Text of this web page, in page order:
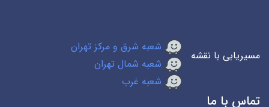
مسیریابی با نقشه
شعبه شرق و مرکز تهران
شعبه شمال تهران
شعبه غرب
تماس با ما